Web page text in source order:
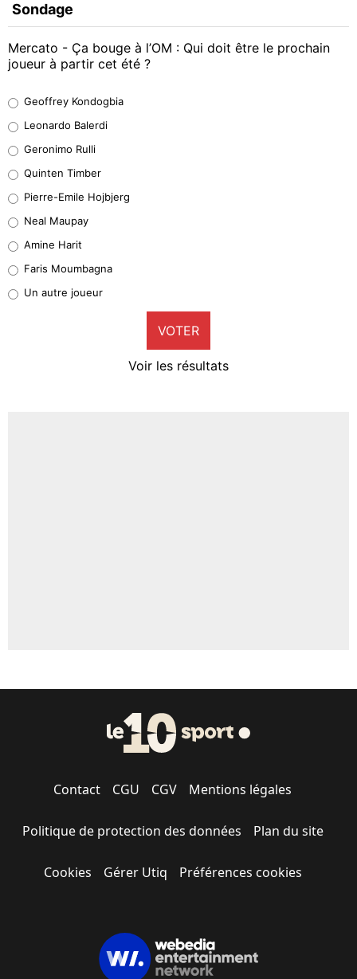
Sondage
Mercato - Ça bouge à l’OM : Qui doit être le prochain
joueur à partir cet été ?
38%
32%
5%
1%
9%
Geoffrey Kondogbia
Leonardo Balerdi
Geronimo Rulli
Quinten Timber
Pierre-Emile Hojbjerg
Neal Maupay
Amine Harit
Faris Moumbagna
Un autre joueur
VOTER
Voir les résultats
Contact CGU CGV Mentions légales
Politique de protection des données Plan du site
Cookies Gérer Utiq Préférences cookies